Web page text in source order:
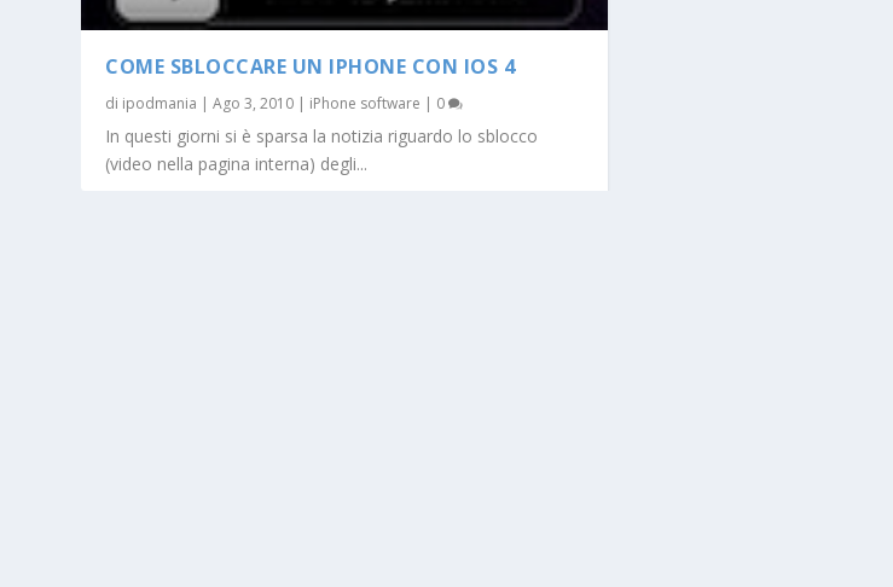
COME SBLOCCARE UN IPHONE CON IOS 4
di ipodmania |Ago 3, 2010 | iPhone software | 0
In questi giorni si è sparsa la notizia riguardo lo sblocco
(video nella pagina interna) degli...